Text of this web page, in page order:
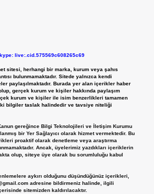
live:.cid.575569c608265c69
sitesi, herhangi bir marka, kurum veya şahıs
bulunmamaktadır. Sitede yalnızca kendi
paylaşılmaktadır. Burada yer alan içerikler haber
gerçek kurum ve kişiler hakkında paylaşım
kurum ve kişiler ile isim benzerlikleri tamamen
bilgiler taslak halindedir ve tavsiye niteliği
gereğince Bilgi Teknolojileri ve İletişim Kurumu
bir Yer Sağlayıcı olarak hizmet vermektedir. Bu
proaktif olarak denetleme veya araştırma
Ancak, üyelerimiz yazdıkları içeriklerin
olup, siteye üye olarak bu sorumluluğu kabul
aykırı olduğunu düşündüğünüz içerikleri,
adresine bildirmeniz halinde, ilgili
sitemizden kaldırılacaktır.